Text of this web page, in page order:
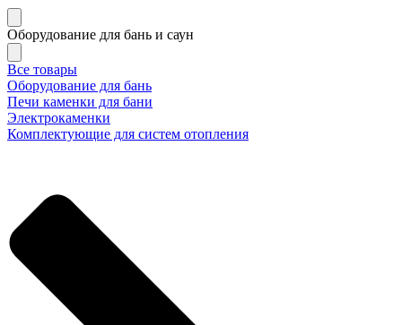
Оборудование для бань и саун
Все товары
Оборудование для бань
Печи каменки для бани
Электрокаменки
Комплектующие для систем отопления